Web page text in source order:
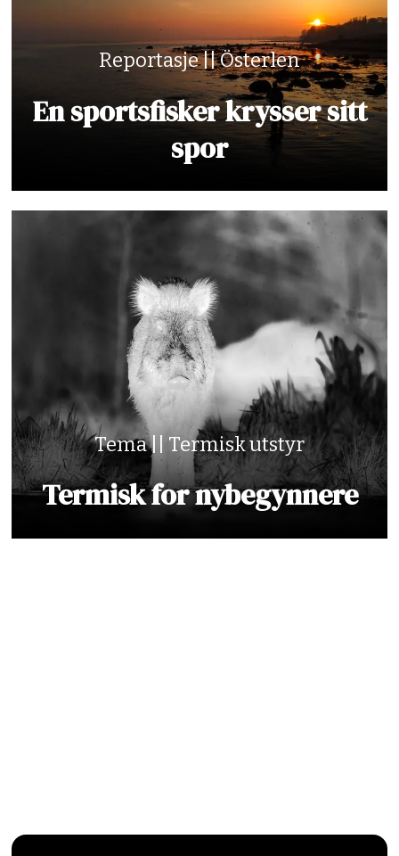
Reportasje || Österlen
En sportsfisker krysser sitt
spor
Tema || Termisk utstyr
Termisk for nybegynnere